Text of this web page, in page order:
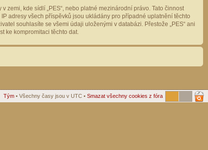
kde sídlí „PES“, nebo platné mezinárodní právo. Tato činnost
adresy všech příspěvků jsou ukládány pro případné uplatnění těchto
souhlasíte se všemi údaji uloženými v databázi. Přestože „PES“ ani
ke kompromitaci těchto dat.
Tým • Všechny časy jsou v UTC • Smazat všechny cookies z fóra